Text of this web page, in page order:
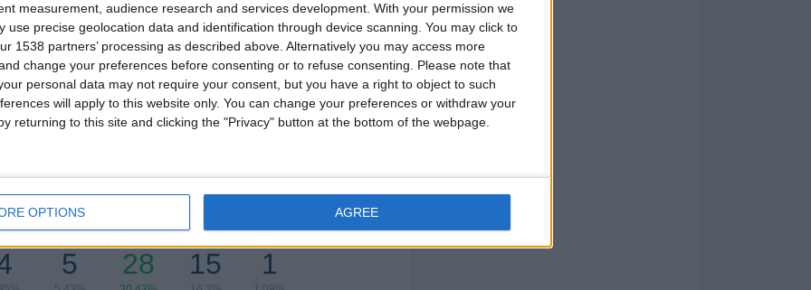
measurement, audience research and services development. With your permission we
use precise geolocation data and identification through device scanning. You may click to
1538 partners’ processing as described above. Alternatively you may access more
change your preferences before consenting or to refuse consenting.
Please note that
personal data may not require your consent, but you have a right to object to such
will apply to this website only. You can change your preferences or withdraw your
returning to this site and clicking the "Privacy" button at the bottom of the webpage.
OPTIONS AGREE
RANKNING EFTER TÄVLINGAR
34 (36,96%)
Saudi Women’s Premier League
15 (16,3%)
FIFA Club VM
7 (7,61%)
1 (1,09%)
MATCHER PER VECKODAG
5 28 15 1